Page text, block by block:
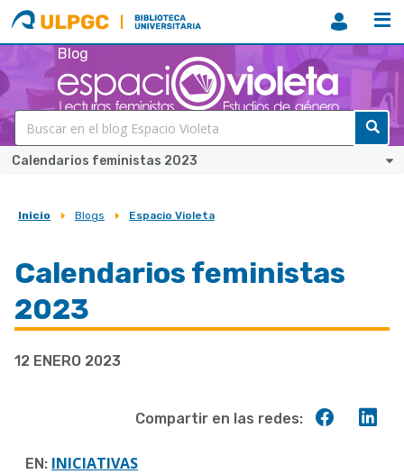
ULPGC
Biblioteca
ULPGC
Blog
Calendarios feministas 2023
Sobrescribir
de
ayuda
la
Inicio Blogs Espacio Violeta
Calendarios feministas
2023
12 ENERO 2023
Compartir en las redes:
EN: INICIATIVAS